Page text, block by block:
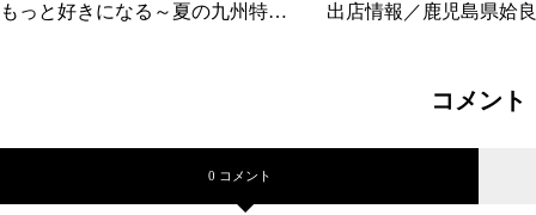
もっと好きになる～夏の九州特集
出店情報／鹿児島県姶
コメント
0 コメント